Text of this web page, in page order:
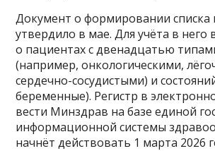
Документ о формировании списка
утвердило в мае. Для учёта в него
о пациентах с двенадцатью
(например, онкологическими,
сердечно-сосудистыми) и
беременные). Регистр в
вести Минздрав на базе единой
информационной системы
начнёт действовать 1 марта 2026